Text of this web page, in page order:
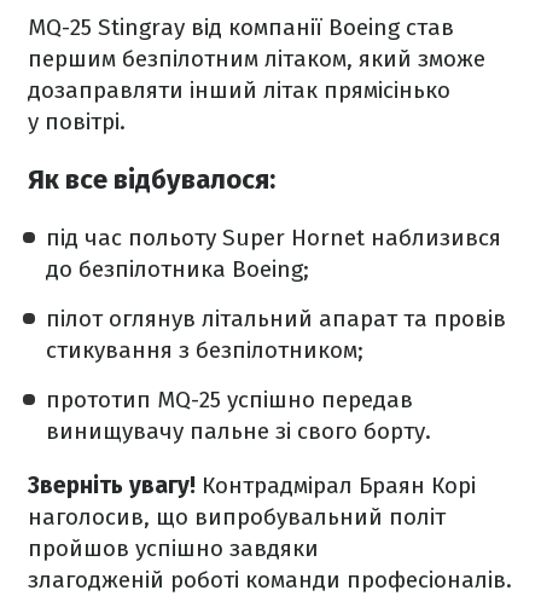
MQ-25 Stingray від компанії Boeing став
першим безпілотним літаком, який зможе
дозаправляти інший літак прямісінько
у повітрі.
Як все відбувалося:
під час польоту Super Hornet наблизився
до безпілотника Boeing;
пілот оглянув літальний апарат та провів
стикування з безпілотником;
прототип MQ-25 успішно передав
винищувачу пальне зі свого борту.
Зверніть увагу! Контрадмірал Браян Корі
наголосив, що випробувальний політ
пройшов успішно завдяки
злагодженій роботі команди професіоналів.